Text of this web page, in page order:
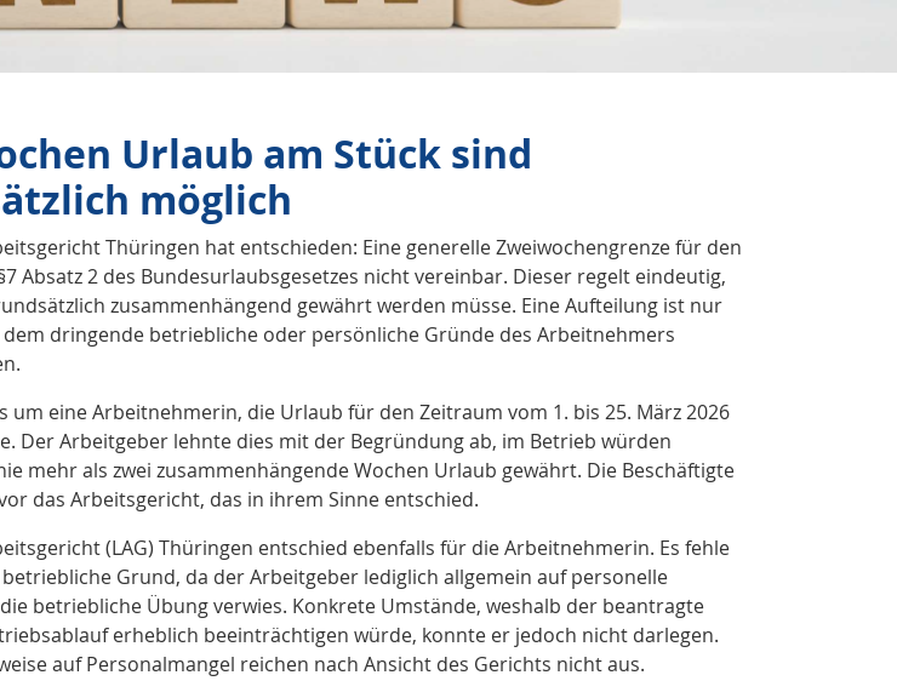
Urlaub am Stück sind
möglich
Thüringen hat entschieden: Eine generelle Zweiwochengrenze für den
Absatz 2 des Bundesurlaubsgesetzes nicht vereinbar. Dieser regelt eindeutig,
zusammenhängend gewährt werden müsse. Eine Aufteilung ist nur
dringende betriebliche oder persönliche Gründe des Arbeitnehmers
um eine Arbeitnehmerin, die Urlaub für den Zeitraum vom 1. bis 25. März 2026
Der Arbeitgeber lehnte dies mit der Begründung ab, im Betrieb würden
mehr als zwei zusammenhängende Wochen Urlaub gewährt. Die Beschäftigte
das Arbeitsgericht, das in ihrem Sinne entschied.
(LAG) Thüringen entschied ebenfalls für die Arbeitnehmerin. Es fehle
Grund, da der Arbeitgeber lediglich allgemein auf personelle
betriebliche Übung verwies. Konkrete Umstände, weshalb der beantragte
erheblich beeinträchtigen würde, konnte er jedoch nicht darlegen.
auf Personalmangel reichen nach Ansicht des Gerichts nicht aus.